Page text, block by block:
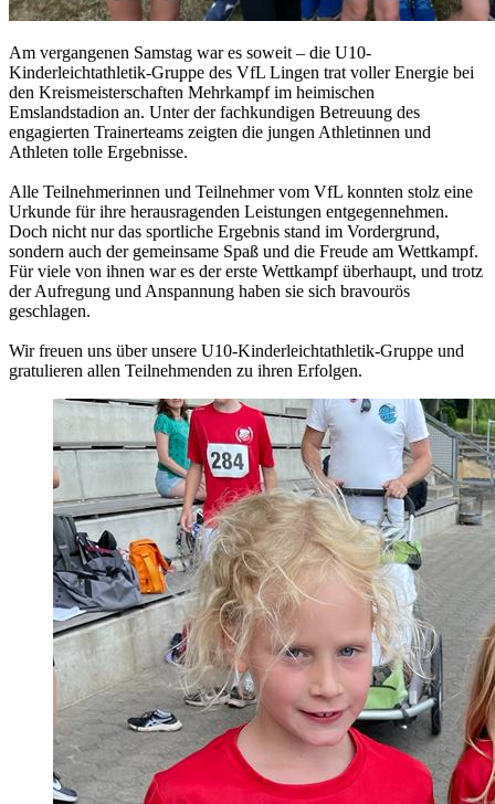
Am vergangenen Samstag war es soweit – die U10-
Kinderleichtathletik-Gruppe des VfL Lingen trat voller Energie bei
den Kreismeisterschaften Mehrkampf im heimischen
Emslandstadion an. Unter der fachkundigen Betreuung des
engagierten Trainerteams zeigten die jungen Athletinnen und
Athleten tolle Ergebnisse.
Alle Teilnehmerinnen und Teilnehmer vom VfL konnten stolz eine
Urkunde für ihre herausragenden Leistungen entgegennehmen.
Doch nicht nur das sportliche Ergebnis stand im Vordergrund,
sondern auch der gemeinsame Spaß und die Freude am Wettkampf.
Für viele von ihnen war es der erste Wettkampf überhaupt, und trotz
der Aufregung und Anspannung haben sie sich bravourös
geschlagen.
Wir freuen uns über unsere U10-Kinderleichtathletik-Gruppe und
gratulieren allen Teilnehmenden zu ihren Erfolgen.